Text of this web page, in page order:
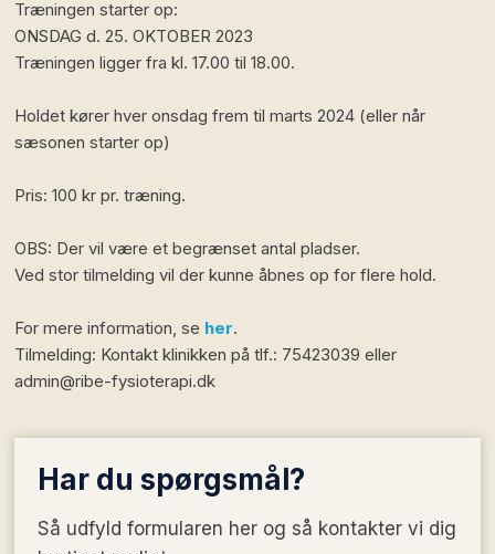
Træningen starter op:
ONSDAG d. 25. OKTOBER 2023
Træningen ligger fra kl. 17.00 til 18.00.
Holdet kører hver onsdag frem til marts 2024 (eller når
sæsonen starter op)
Pris: 100 kr pr. træning.
OBS: Der vil være et begrænset antal pladser.
Ved stor tilmelding vil der kunne åbnes op for flere hold.
For mere information, se her.
Tilmelding: Kontakt klinikken på tlf.: 75423039 eller
admin@ribe-fysioterapi.dk
Har du spørgsmål?
Så udfyld formularen her og så kontakter vi dig